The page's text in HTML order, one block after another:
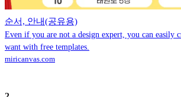
순서, 안내(공유용)
Even if you are not a design expert, you can easily
want with free templates.
miricanvas.com